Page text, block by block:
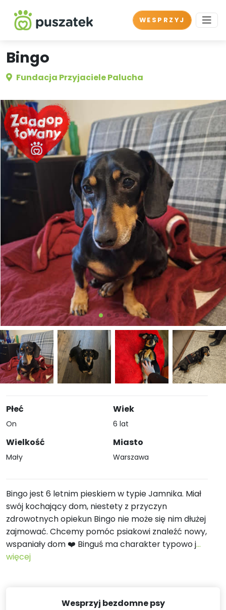
WESPRZYJ
Bingo
Fundacja Przyjaciele Palucha
Płeć
On
Wielkość
Mały
Wiek
6 lat
Miasto
Warszawa
Bingo jest 6 letnim pieskiem w typie Jamnika. Miał
swój kochający dom, niestety z przyczyn
zdrowotnych opiekun Bingo nie może się nim dłużej
zajmować. Chcemy pomóc psiakowi znaleźć nowy,
wspaniały dom ❤️ Binguś ma charakter typowo j...
więcej
Wesprzyj bezdomne psy